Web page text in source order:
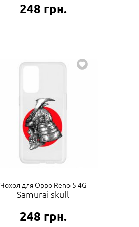
248 грн.
Чохол для Oppo Reno 5 4G
Samurai skull
248 грн.